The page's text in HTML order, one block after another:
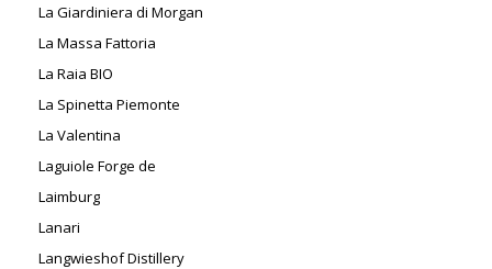
La Giardiniera di Morgan
La Massa Fattoria
La Raia BIO
La Spinetta Piemonte
La Valentina
Laguiole Forge de
Laimburg
Lanari
Langwieshof Distillery